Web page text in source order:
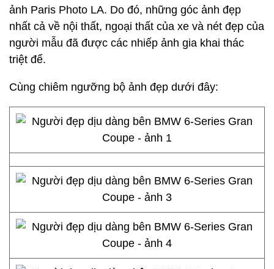
ảnh Paris Photo LA. Do đó, những góc ảnh đẹp
nhất cả về nội thất, ngoại thất của xe và nét đẹp của
người mẫu đã được các nhiếp ảnh gia khai thác
triệt để.
Cùng chiêm ngưỡng bộ ảnh đẹp dưới đây: